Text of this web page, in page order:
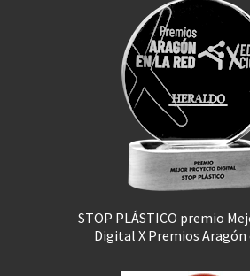
STOP PLÁSTICO premio
Digital X Premios Aragón